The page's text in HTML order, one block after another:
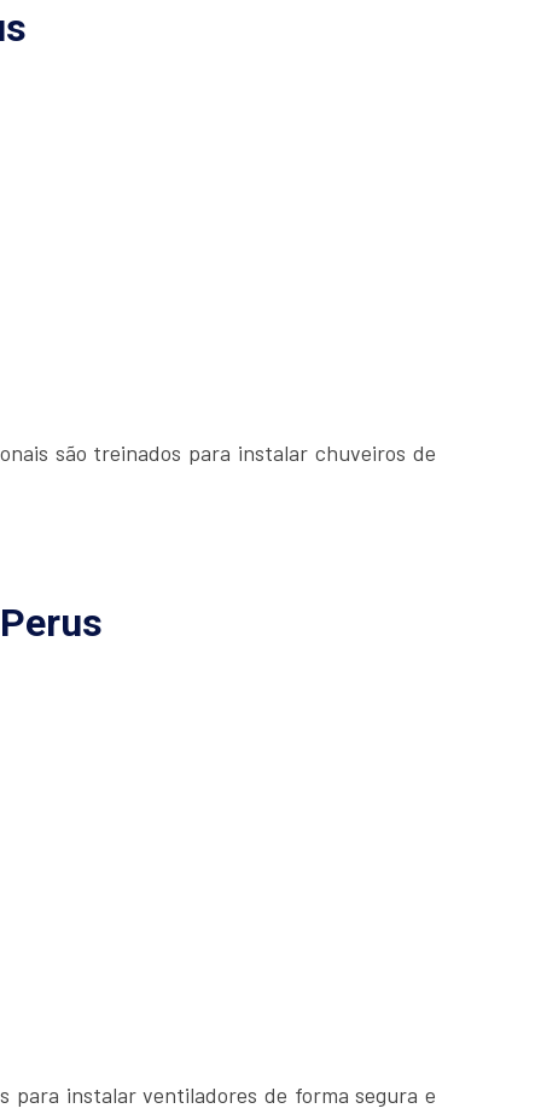
são treinados para instalar chuveiros de
para instalar ventiladores de forma segura e